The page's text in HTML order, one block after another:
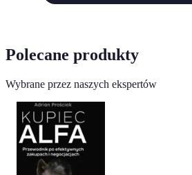
Polecane produkty
Wybrane przez naszych ekspertów